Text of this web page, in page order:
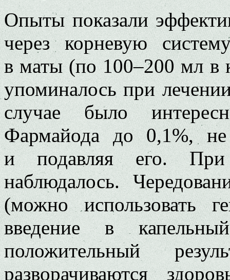
Опыты показали
через корневую
в маты (по 100–200 мл в
упоминалось при
случае было
Фармайода до 0,1%,
и подавляя его. При
наблюдалось.
(можно использовать
введение в
положительный
разворачиваются